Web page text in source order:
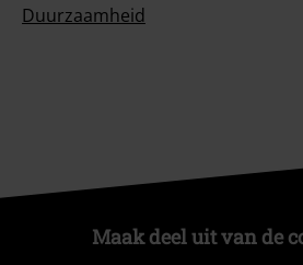
Duurzaamheid
Maak deel uit van de